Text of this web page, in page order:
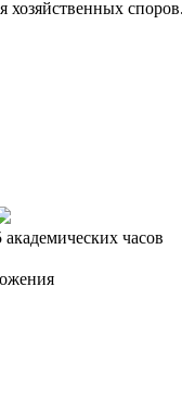
споров.
академических часов